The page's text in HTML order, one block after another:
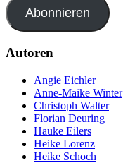
Abonnieren
Autoren
Angie Eichler
Anne-Maike Winter
Christoph Walter
Florian Deuring
Hauke Eilers
Heike Lorenz
Heike Schoch